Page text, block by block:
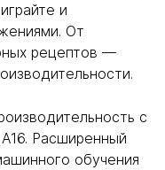
и
От
рецептов —
с
Расширенный
обучения